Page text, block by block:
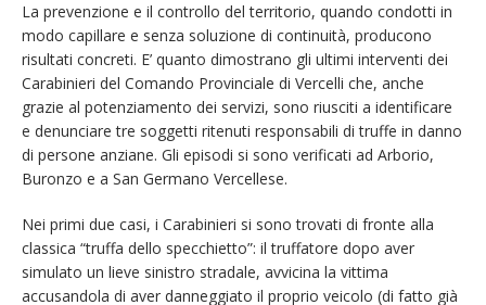
La prevenzione e il controllo del territorio, quando condotti in
modo capillare e senza soluzione di continuità, producono
risultati concreti. E’ quanto dimostrano gli ultimi interventi dei
Carabinieri del Comando Provinciale di Vercelli che, anche
grazie al potenziamento dei servizi, sono riusciti a identificare
e denunciare tre soggetti ritenuti responsabili di truffe in danno
di persone anziane. Gli episodi si sono verificati ad Arborio,
Buronzo e a San Germano Vercellese.
Nei primi due casi, i Carabinieri si sono trovati di fronte alla
classica “truffa dello specchietto”: il truffatore dopo aver
simulato un lieve sinistro stradale, avvicina la vittima
accusandola di aver danneggiato il proprio veicolo (di fatto già